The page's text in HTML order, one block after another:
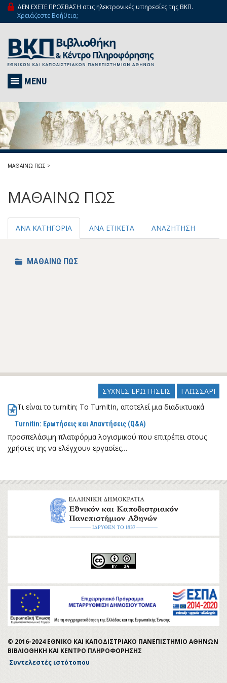
ΔΕΝ ΕΧΕΤΕ ΠΡΟΣΒΑΣΗ στις ηλεκτρονικές υπηρεσίες της ΒΚΠ.
Χρειάζεστε Βοήθεια;
MENU
ΜΑΘΑΙΝΩ ΠΩΣ >
ΜΑΘΑΙΝΩ ΠΩΣ
ΑΝΑ ΚΑΤΗΓΟΡΙΑ ΑΝΑ ΕΤΙΚΕΤΑ ΑΝΑΖΗΤΗΣΗ
ΜΑΘΑΙΝΩ ΠΩΣ
ΣΥΧΝΕΣ ΕΡΩΤΗΣΕΙΣ ΓΛΩΣΣΑΡΙ
Turnitin: Ερωτήσεις και Απαντήσεις (Q&A)
Τι είναι το turnitin; Το TurnItIn, αποτελεί μια διαδικτυακά
προσπελάσιμη πλατφόρμα λογισμικού που επιτρέπει στους
χρήστες της να ελέγχουν εργασίες…
© 2016-2024 ΕΘΝΙΚΟ ΚΑΙ ΚΑΠΟΔΙΣΤΡΙΑΚΟ ΠΑΝΕΠΙΣΤΗΜΙΟ ΑΘΗΝΩΝ
ΒΙΒΛΙΟΘΗΚΗ ΚΑΙ ΚΕΝΤΡΟ ΠΛΗΡΟΦΟΡΗΣΗΣ
Συντελεστές ιστότοπου